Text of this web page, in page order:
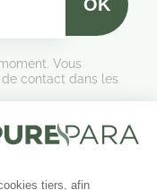
Vous
contact dans les